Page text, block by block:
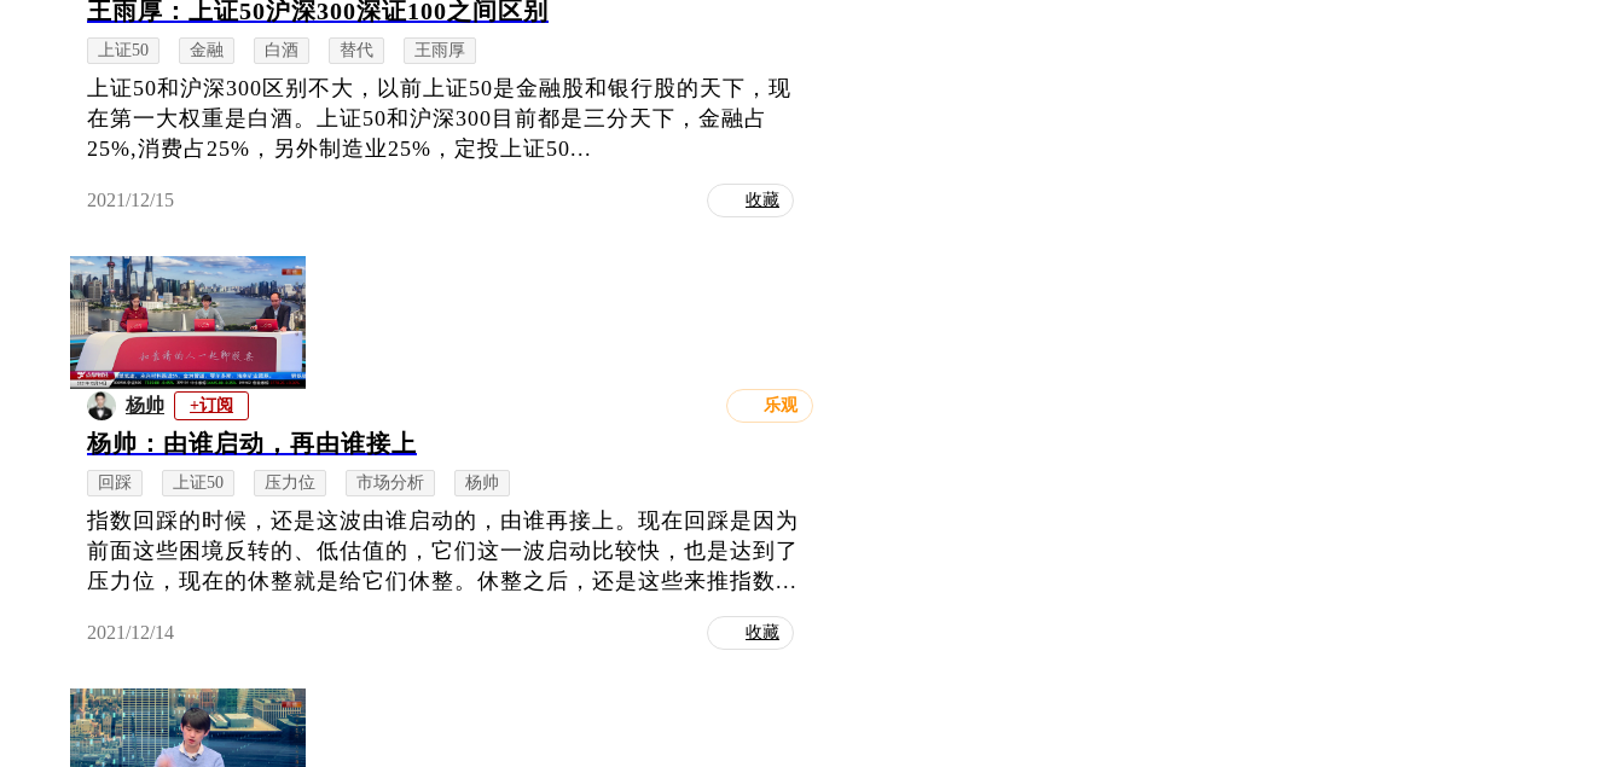
王雨厚：上证50沪深300深证100之间区别
上证50 金融 白酒 替代 王雨厚
上证50和沪深300区别不大，以前上证50是金融股和银行股的天下，现
在第一大权重是白酒。上证50和沪深300目前都是三分天下，金融占
25%,消费占25%，另外制造业25%，定投上证50...
2021/12/15 收藏
杨帅 +订阅 乐观
杨帅：由谁启动，再由谁接上
回踩 上证50 压力位 市场分析 杨帅
指数回踩的时候，还是这波由谁启动的，由谁再接上。现在回踩是因为
前面这些困境反转的、低估值的，它们这一波启动比较快，也是达到了
压力位，现在的休整就是给它们休整。休整之后，还是这些来推指数...
2021/12/14 收藏